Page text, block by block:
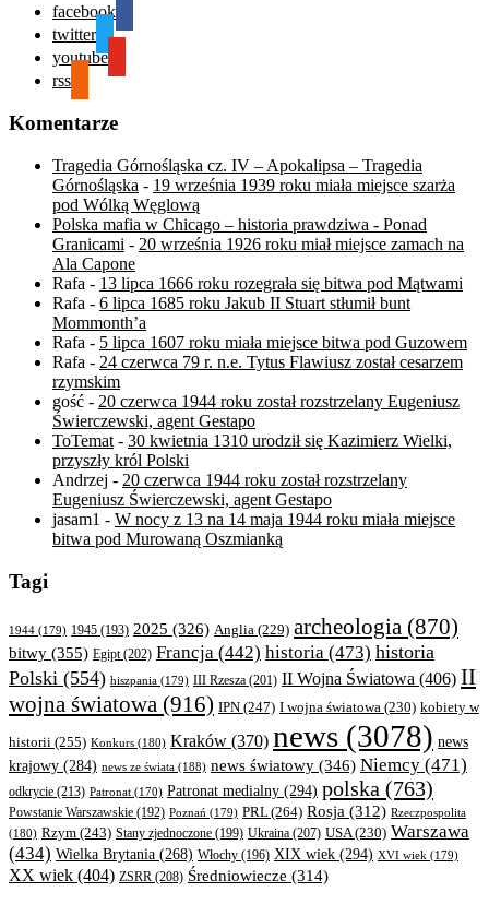
facebook
twitter
youtube
rss
Komentarze
Tragedia Górnośląska cz. IV – Apokalipsa – Tragedia
Górnośląska - 19 września 1939 roku miała miejsce szarża
pod Wólką Węglową
Polska mafia w Chicago – historia prawdziwa - Ponad
Granicami - 20 września 1926 roku miał miejsce zamach na
Ala Capone
Rafa - 13 lipca 1666 roku rozegrała się bitwa pod Mątwami
Rafa - 6 lipca 1685 roku Jakub II Stuart stłumił bunt
Mommonth’a
Rafa - 5 lipca 1607 roku miała miejsce bitwa pod Guzowem
Rafa - 24 czerwca 79 r. n.e. Tytus Flawiusz został cesarzem
rzymskim
gość - 20 czerwca 1944 roku został rozstrzelany Eugeniusz
Świerczewski, agent Gestapo
ToTemat - 30 kwietnia 1310 urodził się Kazimierz Wielki,
przyszły król Polski
Andrzej - 20 czerwca 1944 roku został rozstrzelany
Eugeniusz Świerczewski, agent Gestapo
jasam1 - W nocy z 13 na 14 maja 1944 roku miała miejsce
bitwa pod Murowaną Oszmianką
Tagi
1944 (179) 1945 (193) 2025 (326) Anglia (229) archeologia (870)
bitwy (355) Egipt(202) Francja (442) historia (473) historia
Polski (554) hiszpania (179) III Rzesza (201) II Wojna Światowa (406) II
wojna światowa (916) IPN (247) I wojna światowa (230) kobiety w
historii (255) Konkurs (180) Kraków (370) news (3078) news
krajowy (284) news ze świata (188) news światowy (346) Niemcy (471)
odkrycie (213) Patronat (170) Patronat medialny (294) polska (763)
Powstanie Warszawskie (192) Poznań (179) PRL(264) Rosja (312) Rzeczpospolita
(180) Rzym (243) Stany zjednoczone (199) Ukraina (207) USA(230) Warszawa
(434) Wielka Brytania (268) Włochy (196) XIX wiek (294) XVI wiek (179)
XX wiek (404) ZSRR (208) Średniowiecze (314)